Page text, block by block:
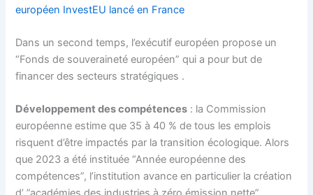
européen InvestEU lancé en France
Dans un second temps, l’exécutif européen propose un
“Fonds de souveraineté européen” qui a pour but de
financer des secteurs stratégiques .
Développement des compétences : la Commission
européenne estime que 35 à 40 % de tous les emplois
risquent d’être impactés par la transition écologique. Alors
que 2023 a été instituée “Année européenne des
compétences”, l’institution avance en particulier la création